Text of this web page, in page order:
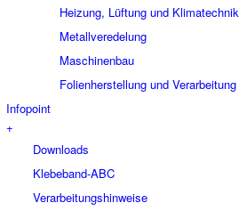
Heizung, Lüftung und Klimatechnik
Metallveredelung
Maschinenbau
Folienherstellung und Verarbeitung
Infopoint
+
Downloads
Klebeband-ABC
Verarbeitungshinweise